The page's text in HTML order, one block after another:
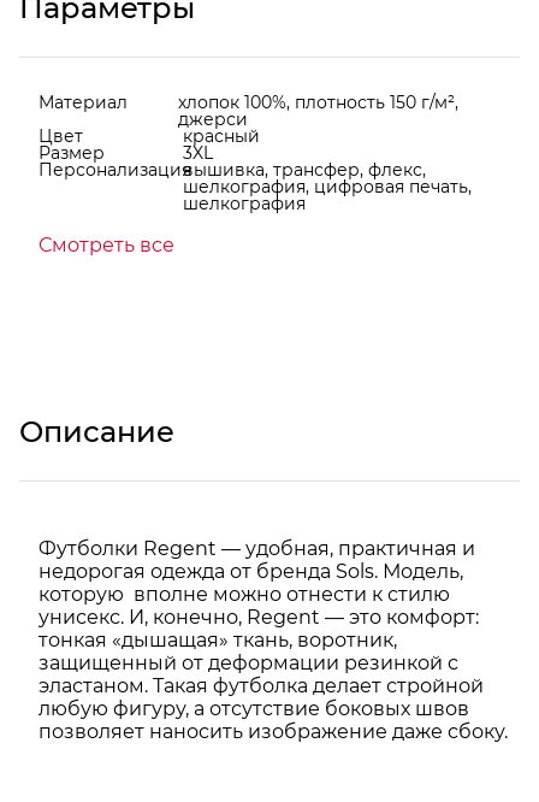
Параметры
Материал хлопок 100%, плотность 150 г/м²,
джерси
Цвет красный
Размер 3XL
Персонализациявышивка, трансфер, флекс,
шелкография, цифровая печать,
шелкография
Смотреть все
Описание
Футболки Regent — удобная, практичная и
недорогая одежда от бренда Sols. Модель,
которую вполне можно отнести к стилю
унисекс. И, конечно, Regent — это комфорт:
тонкая «дышащая» ткань, воротник,
защищенный от деформации резинкой с
эластаном. Такая футболка делает стройной
любую фигуру, а отсутствие боковых швов
позволяет наносить изображение даже сбоку.